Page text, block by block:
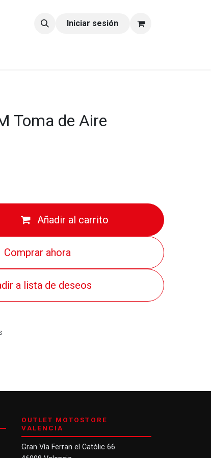
Iniciar sesión
Toma de Aire
Añadir al carrito
Comprar ahora
a lista de deseos
OUTLET MOTOSTORE
VALENCIA
Gran Vía Ferran el Catòlic 66